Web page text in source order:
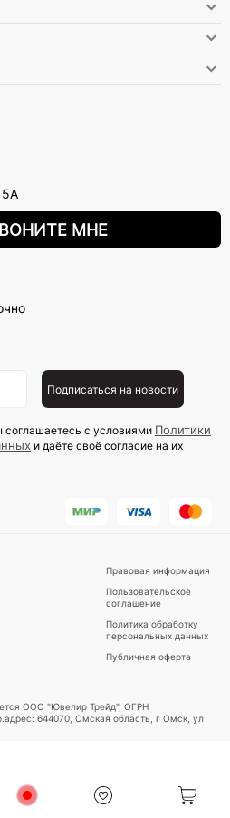
5А
МНЕ
Подписаться на новости
с условиями Политики
и даёте своё согласие на их
Правовая информация
Пользовательское
соглашение
Политика обработку
персональных данных
Публичная оферта
ООО "Ювелир Трейд", ОГРН
644070, Омская область, г Омск, ул